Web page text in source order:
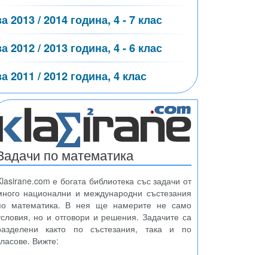
2013 / 2014 година, 4 - 7 клас
2012 / 2013 година, 4 - 6 клас
2011 / 2012 година, 4 клас
по математика
е богата библиотека със задачи от
национални и международни състезания
математика. В нея ще намерите не само
но и отговори и решения. Задачите са
както по състезания, така и по
Вижте: